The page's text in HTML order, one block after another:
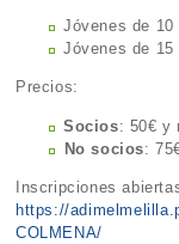
Jóvenes de 10
Jóvenes de 15
Precios:
Socios: 50€ y
⁠No socios:
Inscripciones
https://
COLMENA/